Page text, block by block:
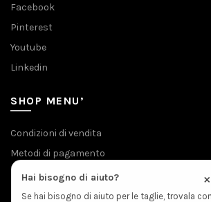
Facebook
Pinterest
Youtube
Linkedin
SHOP MENU’
Condizioni di vendita
Metodi di pagamento
Privacy & Cookies
Spedizioni
×
Hai bisogno di aiuto?
Se hai bisogno di aiuto per le taglie, trovala